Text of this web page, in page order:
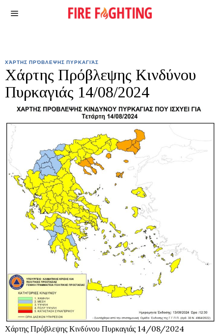
ΧΆΡΤΗΣ ΠΡΌΒΛΕΨΗΣ ΠΥΡΚΑΓΙΆΣ
Χάρτης Πρόβλεψης Κινδύνου
Πυρκαγιάς 14/08/2024
Χάρτης Πρόβλεψης Κινδύνου Πυρκαγιάς 14/08/2024